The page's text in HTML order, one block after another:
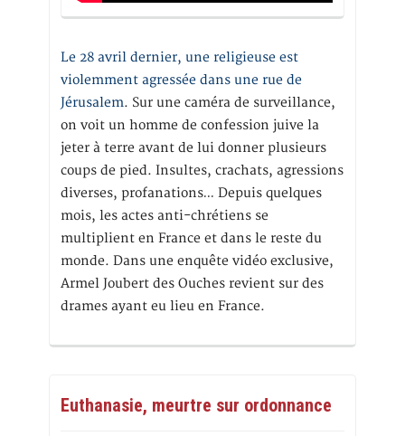
Le 28 avril dernier, une religieuse est
violemment agressée dans une rue de
Jérusalem. Sur une caméra de surveillance,
on voit un homme de confession juive la
jeter à terre avant de lui donner plusieurs
coups de pied. Insultes, crachats, agressions
diverses, profanations… Depuis quelques
mois, les actes anti-chrétiens se
multiplient en France et dans le reste du
monde. Dans une enquête vidéo exclusive,
Armel Joubert des Ouches revient sur des
drames ayant eu lieu en France.
Euthanasie, meurtre sur ordonnance